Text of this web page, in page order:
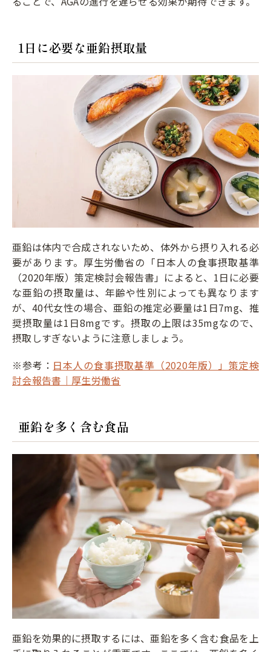
1日に必要な亜鉛摂取量
亜鉛は体内で合成されないため、体外から摂り入れる必
要があります。厚生労働省の「日本人の食事摂取基準
（2020年版）策定検討会報告書」によると、1日に必要
な亜鉛の摂取量は、年齢や性別によっても異なります
が、40代女性の場合、亜鉛の推定必要量は1日7mg、推
奨摂取量は1日8mgです。摂取の上限は35mgなので、
摂取しすぎないように注意しましょう。
※参考： 日本人の食事摂取基準（2020年版）」策定検
討会報告書｜厚生労働省
亜鉛を多く含む食品
亜鉛を効果的に摂取するには、亜鉛を多く含む食品を上